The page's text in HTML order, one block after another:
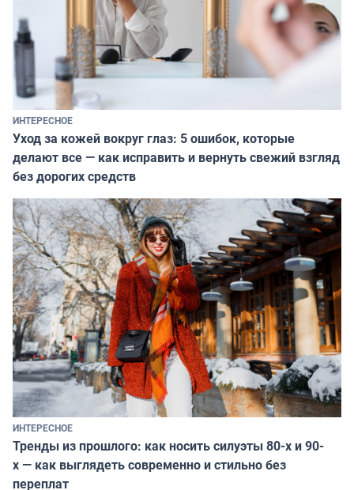
ИНТЕРЕСНОЕ
Уход за кожей вокруг глаз: 5 ошибок, которые
делают все — как исправить и вернуть свежий взгляд
без дорогих средств
ИНТЕРЕСНОЕ
Тренды из прошлого: как носить силуэты 80-х и 90-
х — как выглядеть современно и стильно без
переплат